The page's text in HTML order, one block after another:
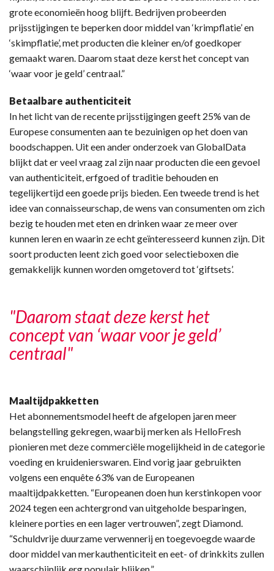
grote economieën hoog blijft. Bedrijven probeerden
prijsstijgingen te beperken door middel van ‘krimpflatie’ en
‘skimpflatie’, met producten die kleiner en/of goedkoper
gemaakt waren. Daarom staat deze kerst het concept van
‘waar voor je geld’ centraal.”
Betaalbare authenticiteit
In het licht van de recente prijsstijgingen geeft 25% van de
Europese consumenten aan te bezuinigen op het doen van
boodschappen. Uit een ander onderzoek van GlobalData
blijkt dat er veel vraag zal zijn naar producten die een gevoel
van authenticiteit, erfgoed of traditie behouden en
tegelijkertijd een goede prijs bieden. Een tweede trend is het
idee van connaisseurschap, de wens van consumenten om zich
bezig te houden met eten en drinken waar ze meer over
kunnen leren en waarin ze echt geïnteresseerd kunnen zijn. Dit
soort producten leent zich goed voor selectieboxen die
gemakkelijk kunnen worden omgetoverd tot ‘giftsets’.
"Daarom staat deze kerst het
concept van ‘waar voor je geld’
centraal"
Maaltijdpakketten
Het abonnementsmodel heeft de afgelopen jaren meer
belangstelling gekregen, waarbij merken als HelloFresh
pionieren met deze commerciële mogelijkheid in de categorie
voeding en kruidenierswaren. Eind vorig jaar gebruikten
volgens een enquête 63% van de Europeanen
maaltijdpakketten. “Europeanen doen hun kerstinkopen voor
2024 tegen een achtergrond van uitgeholde besparingen,
kleinere porties en een lager vertrouwen”, zegt Diamond.
“Schuldvrije duurzame verwennerij en toegevoegde waarde
door middel van merkauthenticiteit en eet- of drinkkits zullen